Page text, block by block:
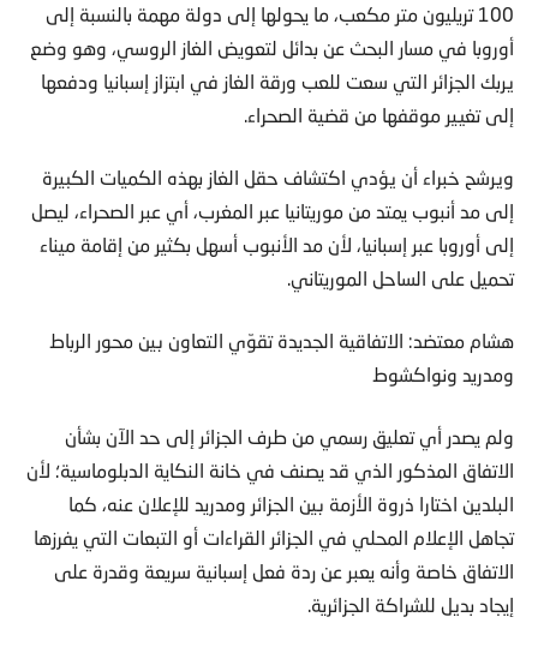
100 تريليون متر مكعب، ما يحولها إلى دولة مهمة بالنسبة إلى
أوروبا في مسار البحث عن بدائل لتعويض الغاز الروسي، وهو وضع
يربك الجزائر التي سعت للعب ورقة الغاز في ابتزاز إسبانيا ودفعها
إلى تغيير موقفها من قضية الصحراء.
ويرشح خبراء أن يؤدي اكتشاف حقل الغاز بهذه الكميات الكبيرة
إلى مد أنبوب يمتد من موريتانيا عبر المغرب، أي عبر الصحراء، ليصل
إلى أوروبا عبر إسبانيا، لأن مد الأنبوب أسهل بكثير من إقامة ميناء
تحميل على الساحل الموريتاني.
هشام معتضد: الاتفاقية الجديدة تقوّي التعاون بين محور الرباط
ومدريد ونواكشوط
ولم يصدر أي تعليق رسمي من طرف الجزائر إلى حد الآن بشأن
الاتفاق المذكور الذي قد يصنف في خانة النكاية الدبلوماسية؛ لأن
البلدين اختارا ذروة الأزمة بين الجزائر ومدريد للإعلان عنه، كما
تجاهل الإعلام المحلي في الجزائر القراءات أو التبعات التي يفرزها
الاتفاق خاصة وأنه يعبر عن ردة فعل إسبانية سريعة وقدرة على
إيجاد بديل للشراكة الجزائرية.